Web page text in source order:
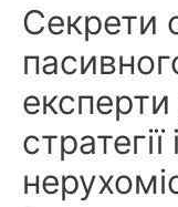
Секрети